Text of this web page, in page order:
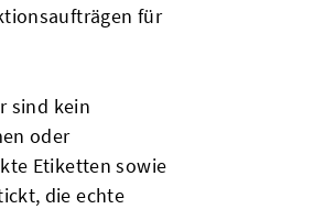
für
sind kein
oder
Etiketten sowie
die echte